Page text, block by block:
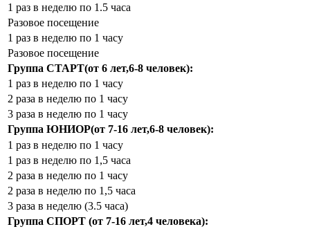
1 раз в неделю по 1.5 часа
Разовое посещение
1 раз в неделю по 1 часу
Разовое посещение
Группа СТАРТ(от 6 лет,6-8 человек):
1 раз в неделю по 1 часу
2 раза в неделю по 1 часу
3 раза в неделю по 1 часу
Группа ЮНИОР(от 7-16 лет,6-8 человек):
1 раз в неделю по 1 часу
1 раз в неделю по 1,5 часа
2 раза в неделю по 1 часу
2 раза в неделю по 1,5 часа
3 раза в неделю (3.5 часа)
Группа СПОРТ (от 7-16 лет,4 человека):